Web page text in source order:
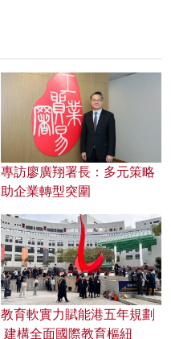
專訪廖廣翔署長：多元策略
助企業轉型突圍
教育軟實力賦能港五年規劃
建構全面國際教育樞紐